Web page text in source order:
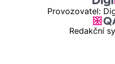
Provozovatel:
Redakční